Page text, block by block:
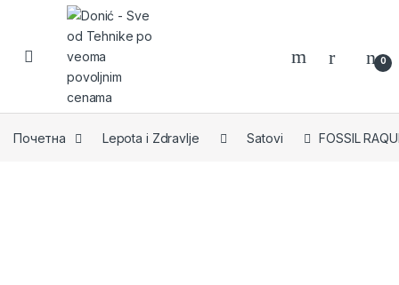
Skip to navigation
Skip to content
0
Почетна Lepota i Zdravlje Satovi FOSSIL